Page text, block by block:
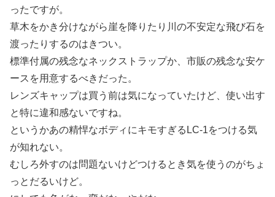
ったですが。
草木をかき分けながら崖を降りたり川の不安定な飛び石を
渡ったりするのはきつい。
標準付属の残念なネックストラップか、市販の残念な安ケ
ースを用意するべきだった。
レンズキャップは買う前は気になっていたけど、使い出す
と特に違和感ないですね。
というかあの精悍なボディにキモすぎるLC-1をつける気
が知れない。
むしろ外すのは問題ないけどつけるとき気を使うのがちょ
っとだるいけど。